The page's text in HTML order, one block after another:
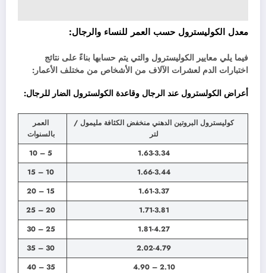
معدل الكوليسترول حسب العمر للنساء والرجال:
فيما يلي معايير الكوليسترول والتي يتم حسابها بناءً على نتائج
اختبارات الدم لعشرات الآلاف من الأشخاص من مختلف الأعمار:
أعراض الكولسترول عند الرجال وقاعدة الكولسترول الضار للرجال:
كوليسترول البروتين الدهني منخفض الكثافة مليمول /
لتر
العمر
بالسنوات
1.63-3.34
5 – 10
1.66-3.44
10 – 15
1.61-3.37
15 – 20
1.71-3.81
20 – 25
1.81-4.27
25 – 30
2.02-4.79
30 – 35
2.10 – 4.90
35 – 40